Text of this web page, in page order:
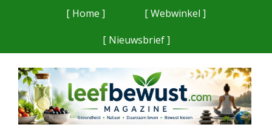
[ Home ]
[ Webwinkel ]
[ Nieuwsbrief ]